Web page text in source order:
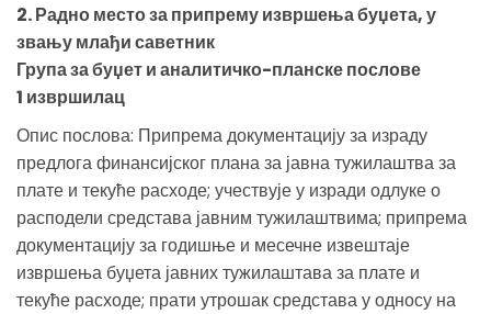
2. Радно место за припрему извршења буџета, у
звању млађи саветник
Група за буџет и аналитичко-планске послове
1 извршилац
Опис послова: Припрема документацију за израду
предлога финансијског плана за јавна тужилаштва за
плате и текуће расходе; учествује у изради одлуке о
расподели средстава јавним тужилаштвима; припрема
документацију за годишње и месечне извештаје
извршења буџета јавних тужилаштава за плате и
текуће расходе; прати утрошак средстава у односу на